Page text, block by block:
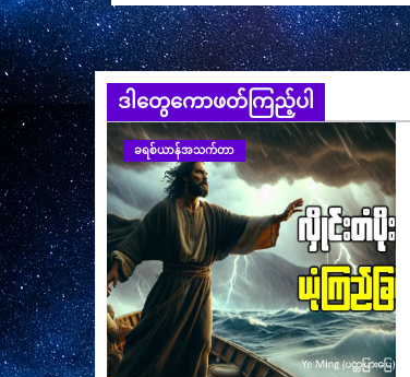
ဒါတွေကောဖတ်ကြည့်ပါ
ခရစ်ယာန်အသက်တာ